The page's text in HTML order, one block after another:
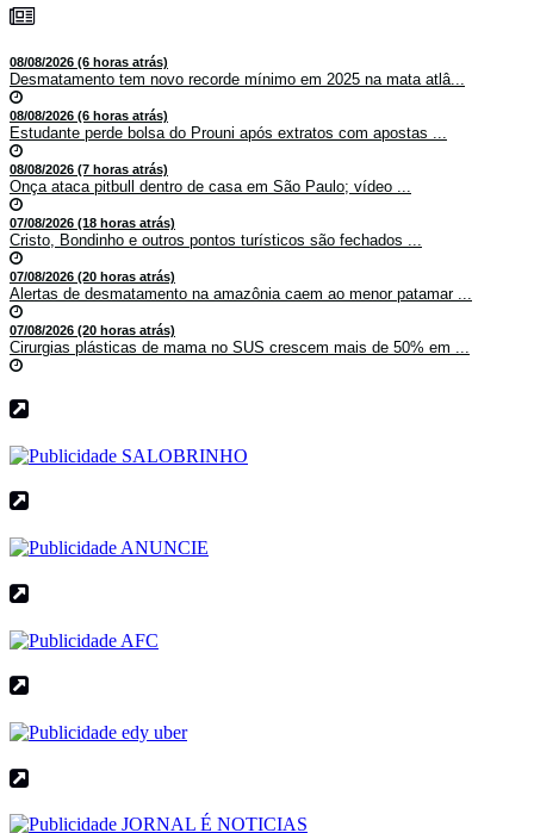
08/08/2026 (6 horas atrás)
Desmatamento tem novo recorde mínimo em 2025 na mata atlâ...
08/08/2026 (6 horas atrás)
Estudante perde bolsa do Prouni após extratos com apostas ...
08/08/2026 (7 horas atrás)
Onça ataca pitbull dentro de casa em São Paulo; vídeo ...
07/08/2026 (18 horas atrás)
Cristo, Bondinho e outros pontos turísticos são fechados ...
07/08/2026 (20 horas atrás)
Alertas de desmatamento na amazônia caem ao menor patamar ...
07/08/2026 (20 horas atrás)
Cirurgias plásticas de mama no SUS crescem mais de 50% em ...